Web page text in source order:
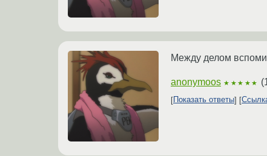
Между делом
anonymoos ★★★★★ (
Показать ответы